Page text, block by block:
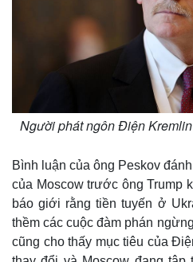
Người phát ngôn Điện
Bình luận của ông Peskov
của Moscow trước ông Trump
báo giới rằng tiền tuyến ở
thềm các cuộc đàm phán
cũng cho thấy mục tiêu của